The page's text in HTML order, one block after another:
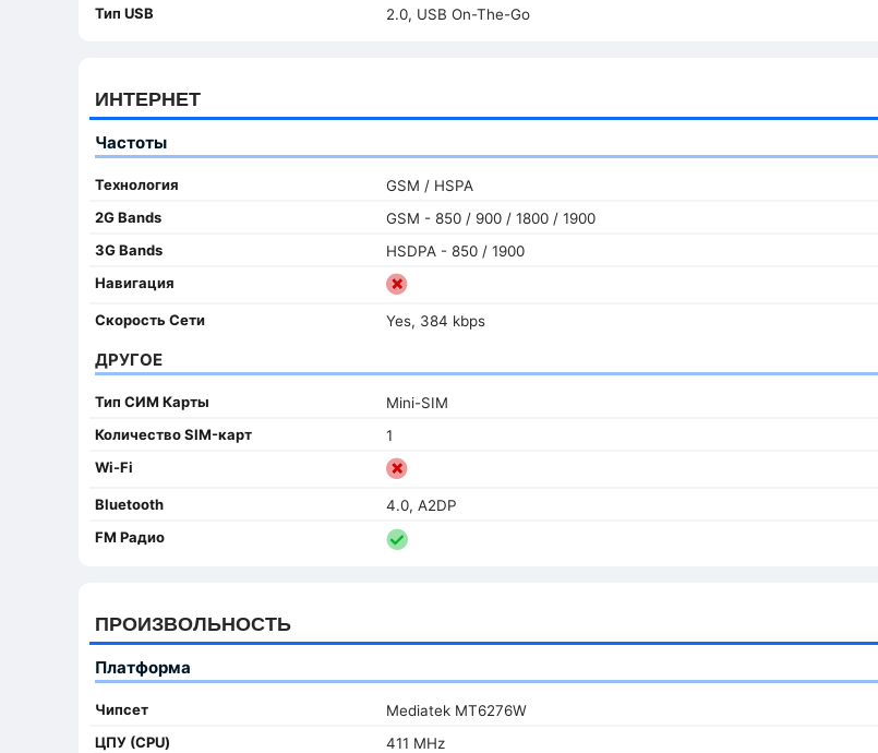
Тип USB 2.0, USB On-The-Go
ИНТЕРНЕТ
Частоты
Технология
GSM / HSPA
2G Bands
GSM - 850 / 900 / 1800 / 1900
3G Bands
HSDPA - 850 / 1900
Навигация
Скорость Сети Yes, 384 kbps
ДРУГОЕ
Тип СИМ Карты
Mini-SIM
Количество SIM-карт
1
Wi-Fi
Bluetooth
4.0, A2DP
FM Радио
ПРОИЗВОЛЬНОСТЬ
Платформа
Чипсет
Mediatek MT6276W
ЦПУ (CPU)
411 MHz